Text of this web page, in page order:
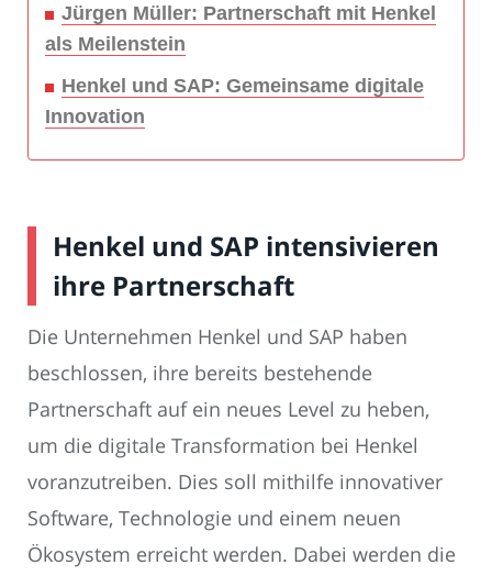
Jürgen Müller: Partnerschaft mit Henkel
als Meilenstein
Henkel und SAP: Gemeinsame digitale
Innovation
Henkel und SAP intensivieren
ihre Partnerschaft
Die Unternehmen Henkel und SAP haben
beschlossen, ihre bereits bestehende
Partnerschaft auf ein neues Level zu heben,
um die digitale Transformation bei Henkel
voranzutreiben. Dies soll mithilfe innovativer
Software, Technologie und einem neuen
Ökosystem erreicht werden. Dabei werden die